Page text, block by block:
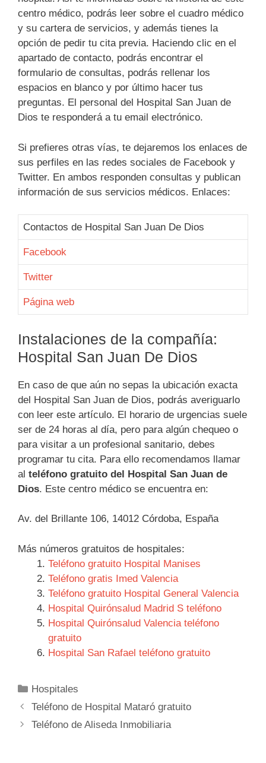
centro médico, podrás leer sobre el cuadro médico
y su cartera de servicios, y además tienes la
opción de pedir tu cita previa. Haciendo clic en el
apartado de contacto, podrás encontrar el
formulario de consultas, podrás rellenar los
espacios en blanco y por último hacer tus
preguntas. El personal del Hospital San Juan de
Dios te responderá a tu email electrónico.
Si prefieres otras vías, te dejaremos los enlaces de
sus perfiles en las redes sociales de Facebook y
Twitter. En ambos responden consultas y publican
información de sus servicios médicos. Enlaces:
Contactos de Hospital San Juan De Dios
Facebook
Twitter
Página web
Instalaciones de la compañía:
Hospital San Juan De Dios
En caso de que aún no sepas la ubicación exacta
del Hospital San Juan de Dios, podrás averiguarlo
con leer este artículo. El horario de urgencias suele
ser de 24 horas al día, pero para algún chequeo o
para visitar a un profesional sanitario, debes
programar tu cita. Para ello recomendamos llamar
al teléfono gratuito del Hospital San Juan de
Dios. Este centro médico se encuentra en:
Av. del Brillante 106, 14012 Córdoba, España
Más números gratuitos de hospitales:
Teléfono gratuito Hospital Manises
Teléfono gratis Imed Valencia
Teléfono gratuito Hospital General Valencia
Hospital Quirónsalud Madrid S teléfono
Hospital Quirónsalud Valencia teléfono
gratuito
Hospital San Rafael teléfono gratuito
Categorías
Hospitales
Navegación
de
Teléfono de Hospital Mataró gratuito
Teléfono de Aliseda Inmobiliaria